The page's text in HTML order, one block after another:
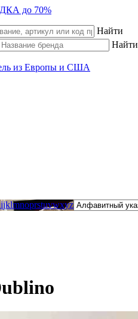
до 70%
Найти
Найти
из Европы и США
ijklmnoprstuvwxyz